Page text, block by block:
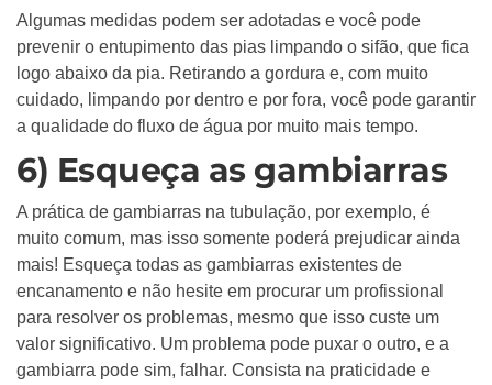
Algumas medidas podem ser adotadas e você pode
prevenir o entupimento das pias limpando o sifão, que fica
logo abaixo da pia. Retirando a gordura e, com muito
cuidado, limpando por dentro e por fora, você pode garantir
a qualidade do fluxo de água por muito mais tempo.
6) Esqueça as gambiarras
A prática de gambiarras na tubulação, por exemplo, é
muito comum, mas isso somente poderá prejudicar ainda
mais! Esqueça todas as gambiarras existentes de
encanamento e não hesite em procurar um profissional
para resolver os problemas, mesmo que isso custe um
valor significativo. Um problema pode puxar o outro, e a
gambiarra pode sim, falhar. Consista na praticidade e